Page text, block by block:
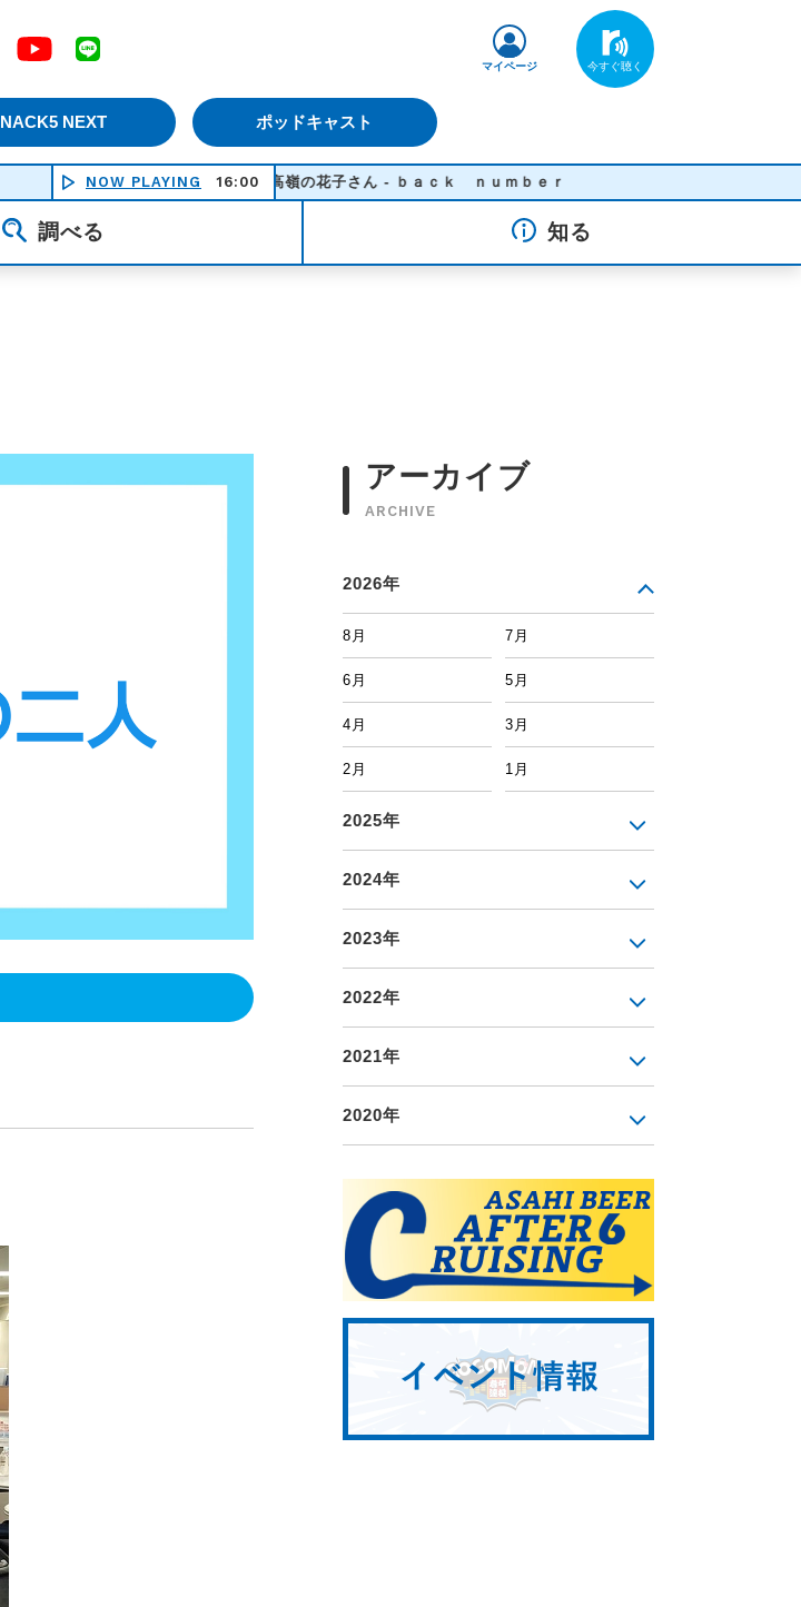
Facebook YouTube
NACK5 NEXT ポッドキャスト
マイページ
NOW PLAYING 16:00
高嶺の花子さん - ｂａｃｋ ｎｕｍｂｅｒ
調べる 知る
アーカイブ
ARCHIVE
2026年
8月 7月
6月 5月
4月 3月
2月 1月
2025年
2024年
2023年
2022年
2021年
2020年